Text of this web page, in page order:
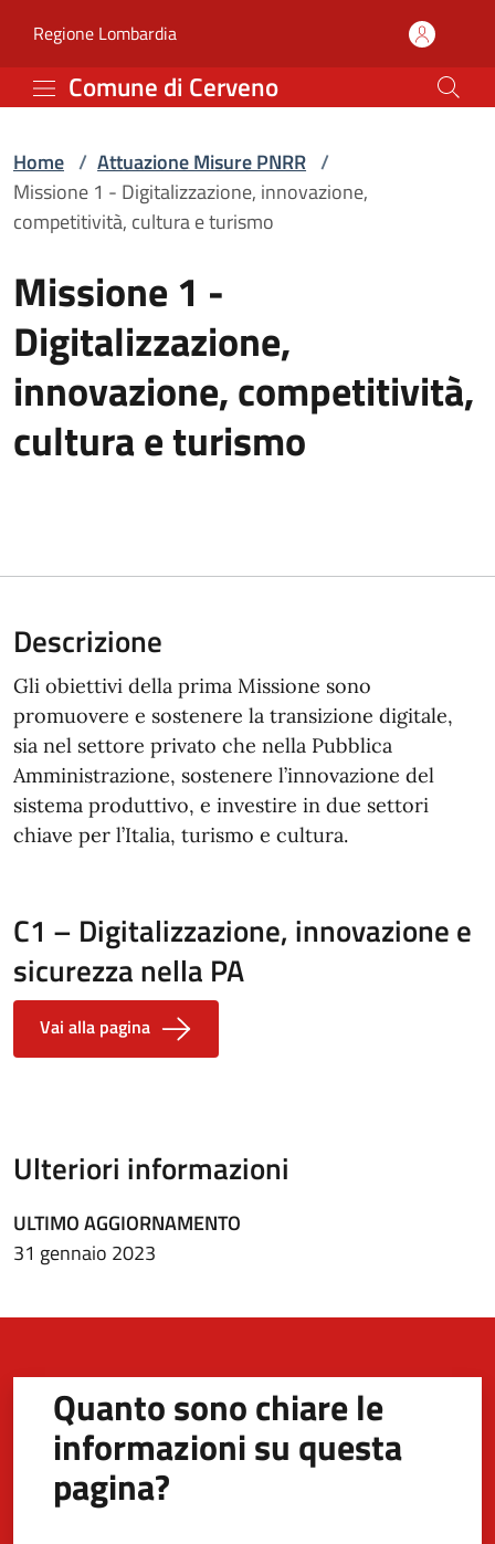
Missione 1 -
Regione Lombardia(apre in un'altra scheda).
Comune di Cerveno
Home / Attuazione Misure PNRR /
Missione 1 - Digitalizzazione, innovazione,
competitività, cultura e turismo
Missione 1 -
Digitalizzazione,
innovazione, competitività,
cultura e turismo
Descrizione
Gli obiettivi della prima Missione sono
promuovere e sostenere la transizione digitale,
sia nel settore privato che nella Pubblica
Amministrazione, sostenere l’innovazione del
sistema produttivo, e investire in due settori
chiave per l’Italia, turismo e cultura.
C1 – Digitalizzazione, innovazione e
sicurezza nella PA
Vai alla pagina
Ulteriori informazioni
ULTIMO AGGIORNAMENTO
31 gennaio 2023
Quanto sono chiare le
informazioni su questa
pagina?